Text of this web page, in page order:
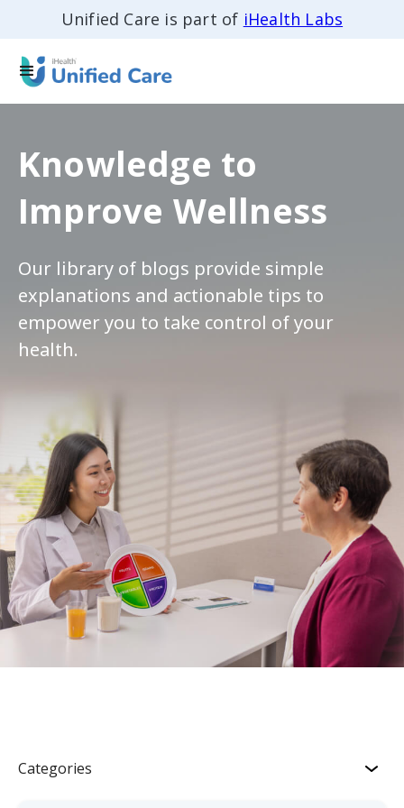
Unified Care is part of iHealth Labs
Knowledge to
Improve Wellness
Our library of blogs provide simple
explanations and actionable tips to
empower you to take control of your
health.
Categories